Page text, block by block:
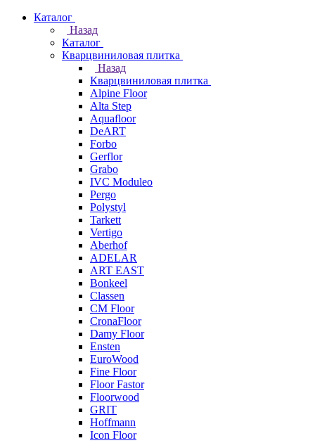
Каталог
Назад
Каталог
Кварцвиниловая плитка
Назад
Кварцвиниловая плитка
Alpine Floor
Alta Step
Aquafloor
DeART
Forbo
Gerflor
Grabo
IVC Moduleo
Pergo
Polystyl
Tarkett
Vertigo
Aberhof
ADELAR
ART EAST
Bonkeel
Classen
CM Floor
CronaFloor
Damy Floor
Ensten
EuroWood
Fine Floor
Floor Fastor
Floorwood
GRIT
Hoffmann
Icon Floor